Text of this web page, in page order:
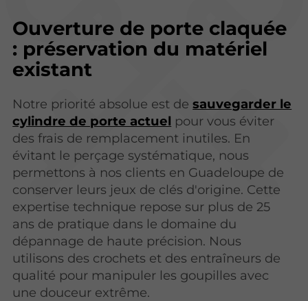
Ouverture de porte claquée
: préservation du matériel
existant
Notre priorité absolue est desauvegarder le
cylindre de porte actuel pour vous éviter
des frais de remplacement inutiles. En
évitant le perçage systématique, nous
permettons à nos clients en Guadeloupe de
conserver leurs jeux de clés d'origine. Cette
expertise technique repose sur plus de 25
ans de pratique dans le domaine du
dépannage de haute précision. Nous
utilisons des crochets et des entraîneurs de
qualité pour manipuler les goupilles avec
une douceur extrême.